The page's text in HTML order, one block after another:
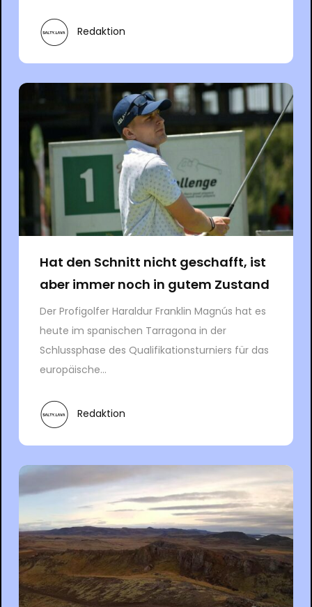
Redaktion
Hat den Schnitt nicht geschafft, ist
aber immer noch in gutem Zustand
Der Profigolfer Haraldur Franklin Magnús hat es
heute im spanischen Tarragona in der
Schlussphase des Qualifikationsturniers für das
europäische...
Redaktion